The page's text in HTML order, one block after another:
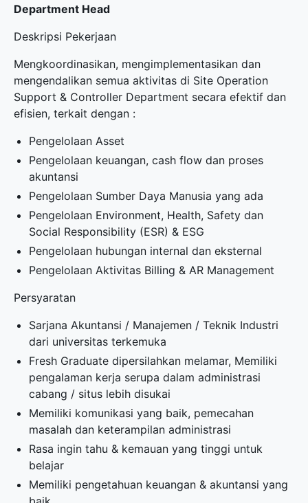
Department Head
Deskripsi Pekerjaan
Mengkoordinasikan, mengimplementasikan dan
mengendalikan semua aktivitas di Site Operation
Support & Controller Department secara efektif dan
efisien, terkait dengan :
Pengelolaan Asset
Pengelolaan keuangan, cash flow dan proses
akuntansi
Pengelolaan Sumber Daya Manusia yang ada
Pengelolaan Environment, Health, Safety dan
Social Responsibility (ESR) & ESG
Pengelolaan hubungan internal dan eksternal
Pengelolaan Aktivitas Billing & AR Management
Persyaratan
Sarjana Akuntansi / Manajemen / Teknik Industri
dari universitas terkemuka
Fresh Graduate dipersilahkan melamar, Memiliki
pengalaman kerja serupa dalam administrasi
cabang / situs lebih disukai
Memiliki komunikasi yang baik, pemecahan
masalah dan keterampilan administrasi
Rasa ingin tahu & kemauan yang tinggi untuk
belajar
Memiliki pengetahuan keuangan & akuntansi yang